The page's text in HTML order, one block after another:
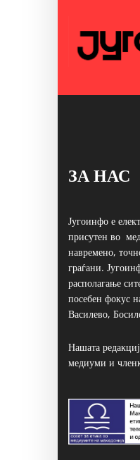
ЗА НАС
Југоинфо е
присутен во
навремено,
граѓани.
располагање
посебен фокус
Василево,
Нашата
медиуми и